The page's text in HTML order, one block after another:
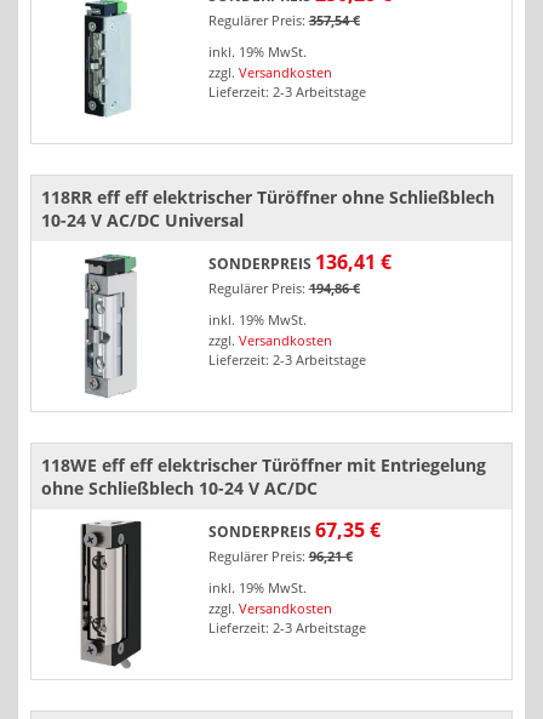
Regulärer Preis: 357,54 €
inkl. 19% MwSt.
zzgl. Versandkosten
Lieferzeit: 2-3 Arbeitstage
118RR eff eff elektrischer Türöffner ohne Schließblech
10-24 V AC/DC Universal
SONDERPREIS 136,41 €
Regulärer Preis: 194,86 €
inkl. 19% MwSt.
zzgl. Versandkosten
Lieferzeit: 2-3 Arbeitstage
118WE eff eff elektrischer Türöffner mit Entriegelung
ohne Schließblech 10-24 V AC/DC
SONDERPREIS 67,35 €
Regulärer Preis: 96,21 €
inkl. 19% MwSt.
zzgl. Versandkosten
Lieferzeit: 2-3 Arbeitstage